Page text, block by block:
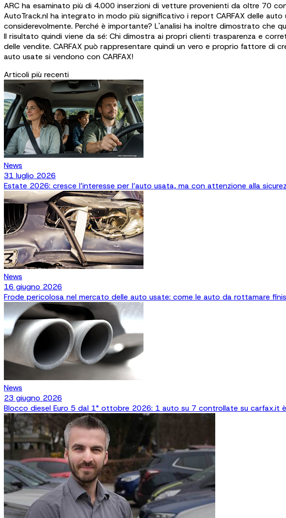
ARC ha esaminato più di 4.000 inserzioni di vetture provenienti da oltre 70
AutoTrack.nl ha integrato in modo più significativo i report CARFAX delle
considerevolmente. Perché è importante? L'analisi ha inoltre dimostrato che
Il risultato quindi viene da sé: Chi dimostra ai propri clienti trasparenza e
delle vendite. CARFAX può rappresentare quindi un vero e proprio fattore
auto usate si vendono con CARFAX!
Articoli più recenti
News
31 luglio 2026
Estate 2026: cresce l’interesse per l’auto usata, ma con attenzione alla
News
16 giugno 2026
Frode pericolosa nel mercato delle auto usate: come le auto da rottamare
News
23 giugno 2026
Blocco diesel Euro 5 dal 1° ottobre 2026: 1 auto su 7 controllate su carfax.it